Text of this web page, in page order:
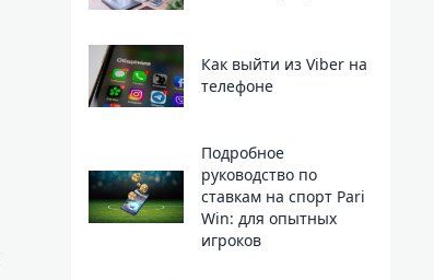
Как выйти из Viber на
телефоне
Подробное
руководство по
ставкам на спорт Pari
Win: для опытных
игроков